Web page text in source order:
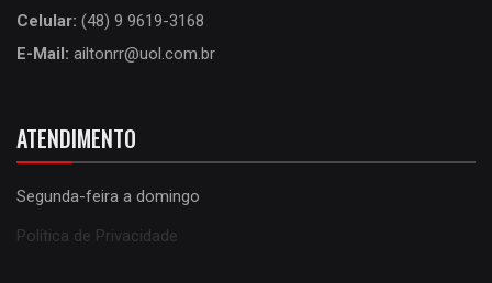
Celular: (48) 9 9619-3168
E-Mail: ailtonrr@uol.com.br
ATENDIMENTO
Segunda-feira a domingo
Política de Privacidade